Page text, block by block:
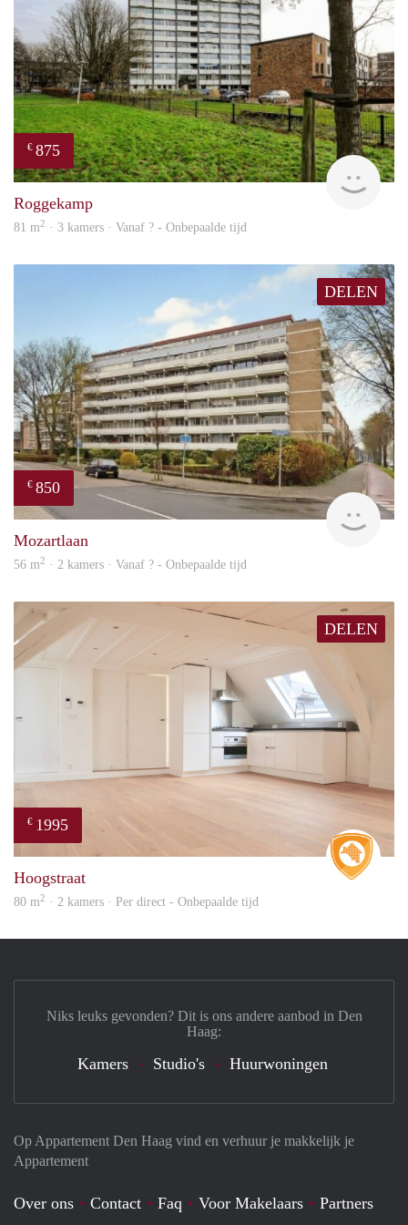
€ 875
rent
Roggekamp
81 m2 · 3 kamers · Vanaf ? - Onbepaalde tijd
DELEN
€ 850
rent
Mozartlaan
56 m2 · 2 kamers · Vanaf ? - Onbepaalde tijd
DELEN
€ 1995
Real
Hoogstraat
80 m2 · 2 kamers · Per direct - Onbepaalde tijd
Op Appartement Den Haag vind en verhuur je makkelijk je
Appartement
Over ons Contact Faq Voor Makelaars Partners
Niks leuks gevonden? Dit is ons andere aanbod in Den
Haag:
Kamers Studio's Huurwoningen